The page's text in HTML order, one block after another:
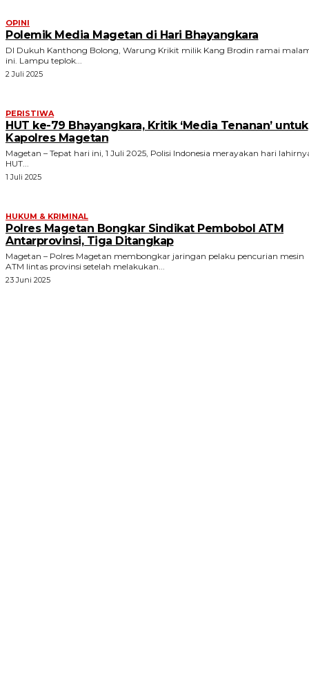
OPINI
Polemik Media Magetan di Hari Bhayangkara
DI Dukuh Kanthong Bolong, Warung Krikit milik Kang Brodin ramai
ini. Lampu teplok...
2 Juli 2025
PERISTIWA
HUT ke-79 Bhayangkara, Kritik ‘Media Tenanan’ untuk
Kapolres Magetan
Magetan – Tepat hari ini, 1 Juli 2025, Polisi Indonesia merayakan hari
HUT...
1 Juli 2025
HUKUM & KRIMINAL
Polres Magetan Bongkar Sindikat Pembobol ATM
Antarprovinsi, Tiga Ditangkap
Magetan – Polres Magetan membongkar jaringan pelaku pencurian mesin
ATM lintas provinsi setelah melakukan...
23 Juni 2025